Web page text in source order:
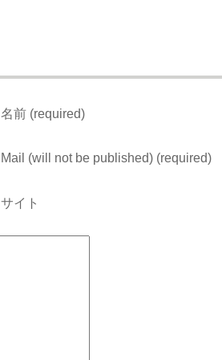
名前 (required)
Mail (will not be published) (required)
サイト